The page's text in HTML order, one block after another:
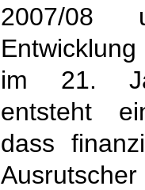
2007/08
im 21.
entsteht
dass